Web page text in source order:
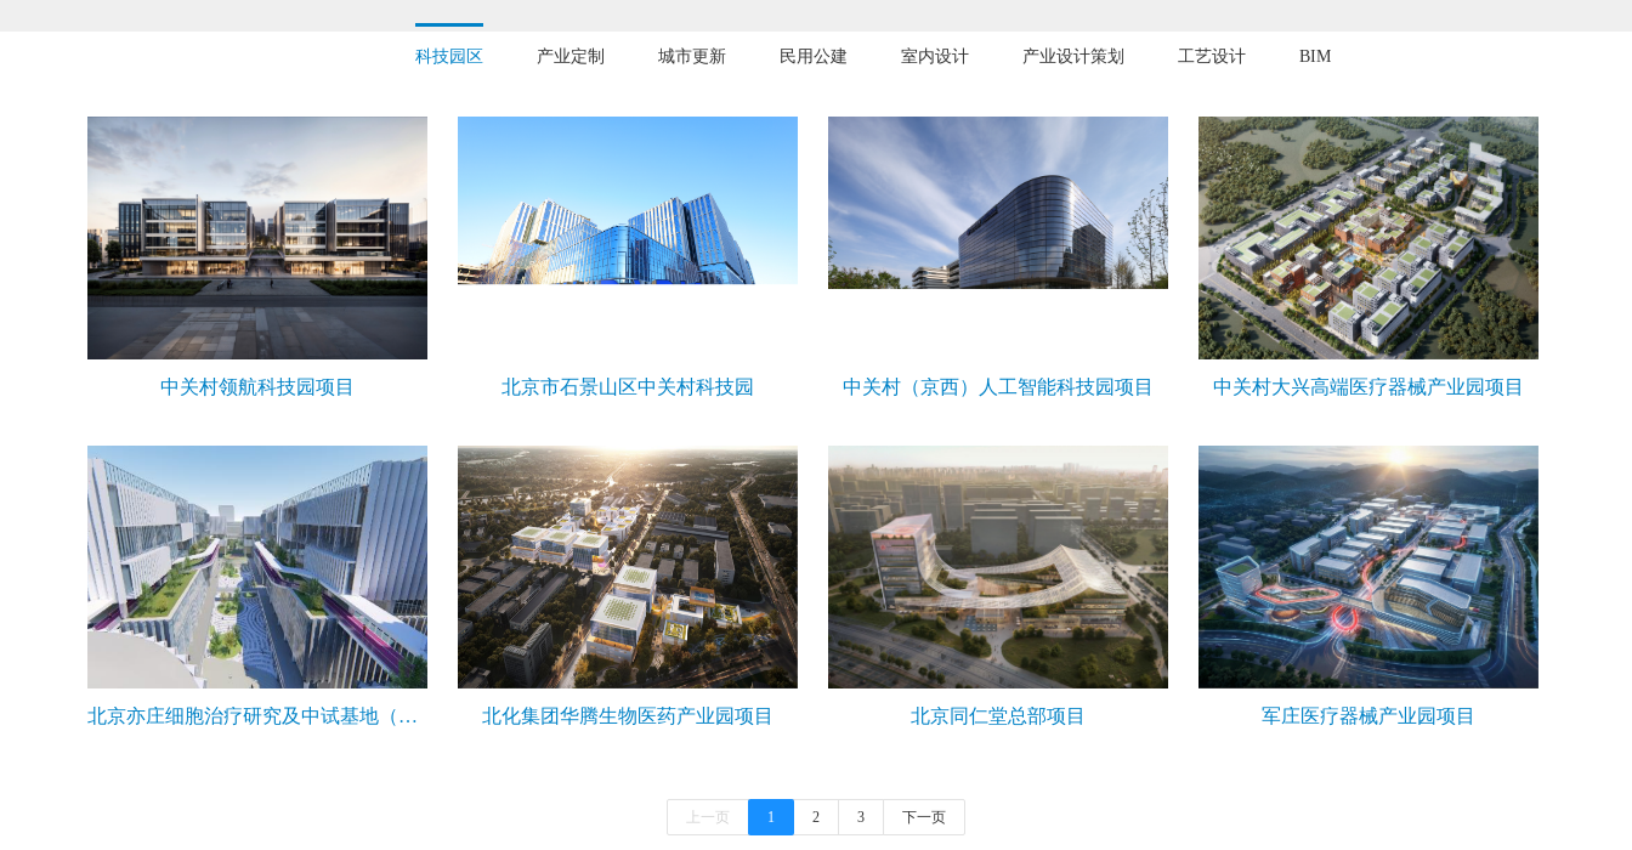
科技园区 产业定制 城市更新 民用公建 室内设计 产业设计策划 工艺设计 BIM
中关村领航科技园项目 北京市石景山区中关村科技园 中关村（京西）人工智能科技园项目 中关村大兴高端医疗器械产业园项目
北京亦庄细胞治疗研究及中试基地（N9地块） 北化集团华腾生物医药产业园项目 北京同仁堂总部项目 军庄医疗器械产业园项目
上一页 1 2 3 下一页